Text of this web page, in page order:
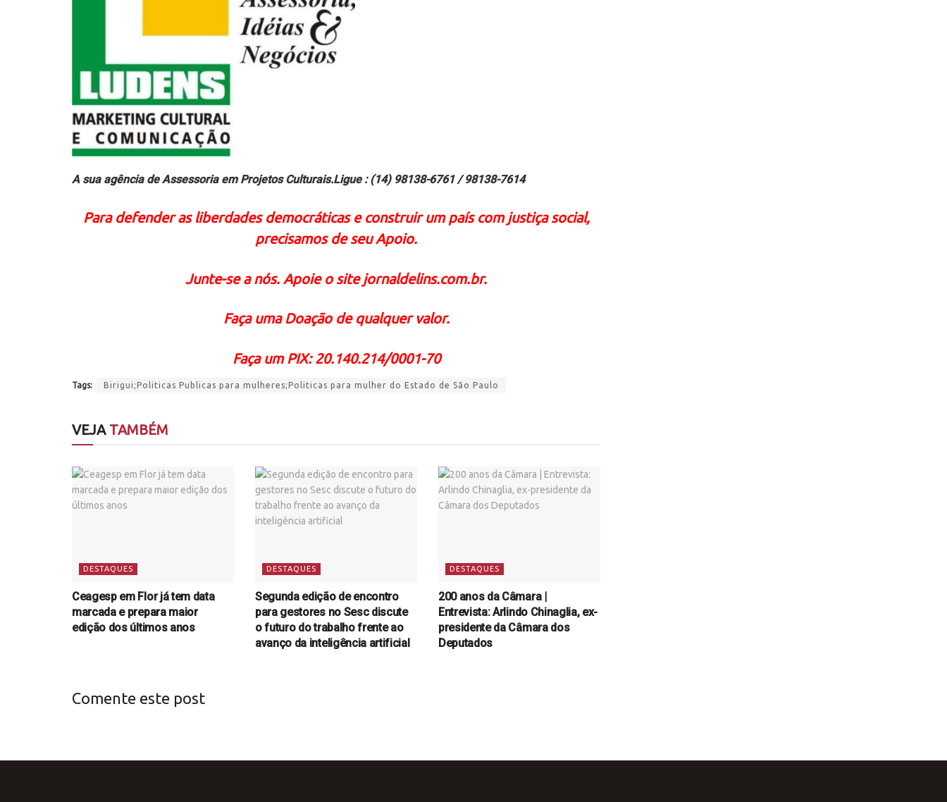
A sua agência de Assessoria em Projetos Culturais.Ligue : (14) 98138-6761 / 98138-7614
Para defender as liberdades democráticas e construir um país com justiça social,
precisamos de seu Apoio.
Junte-se a nós. Apoie o site jornaldelins.com.br.
Faça uma Doação de qualquer valor.
Faça um PIX: 20.140.214/0001-70
Tags: Birigui;Politicas Publicas para mulheres;Politicas para mulher do Estado de São Paulo
VEJATAMBÉM
DESTAQUES
Ceagesp em Flor já tem data
marcada e prepara maior
edição dos últimos anos
DESTAQUES
Segunda edição de encontro
para gestores no Sesc discute
o futuro do trabalho frente ao
avanço da inteligência artificial
DESTAQUES
200 anos da Câmara |
Entrevista: Arlindo Chinaglia, ex-
presidente da Câmara dos
Deputados
Comente este post